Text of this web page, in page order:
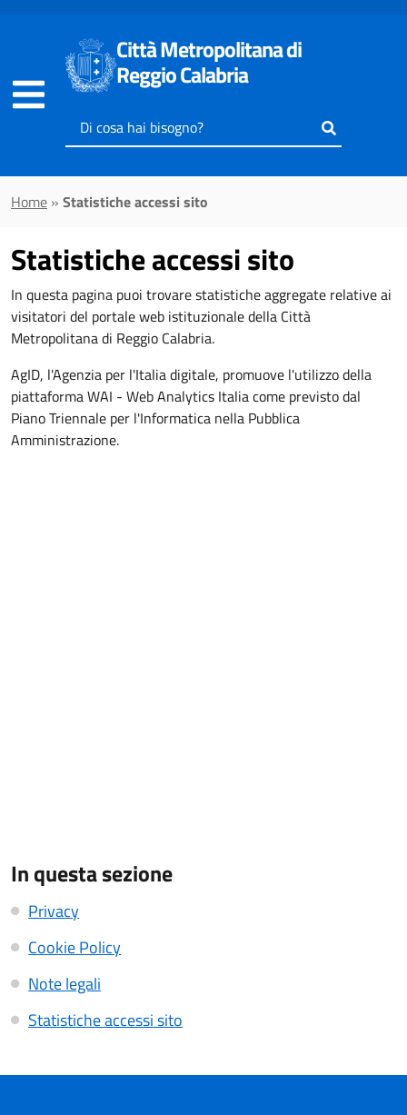
Città Metropolitana di
Reggio Calabria
Inserisci
il
cercare
Home » Statistiche accessi sito
Statistiche accessi sito
In questa pagina puoi trovare statistiche aggregate relative ai
visitatori del portale web istituzionale della Città
Metropolitana di Reggio Calabria.
AgID, l'Agenzia per l'Italia digitale, promuove l'utilizzo della
piattaforma WAI - Web Analytics Italia come previsto dal
Piano Triennale per l'Informatica nella Pubblica
Amministrazione.
In questa sezione
Privacy
Cookie Policy
Note legali
Statistiche accessi sito